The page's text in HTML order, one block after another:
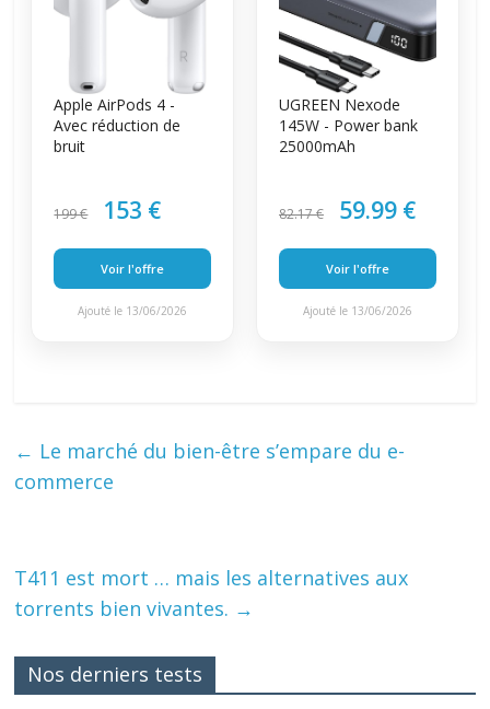
Apple AirPods 4 -
Avec réduction de
bruit
199 € 153 €
Voir l'offre
Ajouté le 13/06/2026
UGREEN Nexode
145W - Power bank
25000mAh
82.17 € 59.99 €
Voir l'offre
Ajouté le 13/06/2026
← Le marché du bien-être s’empare du e-
commerce
T411 est mort … mais les alternatives aux
torrents bien vivantes. →
Nos derniers tests